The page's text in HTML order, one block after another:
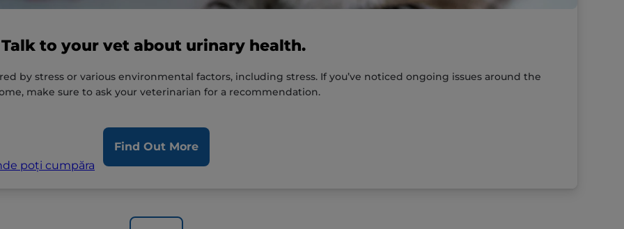
poți cumpăra
Talk to your vet about urinary health.
by stress or various environmental factors, including stress. If you’ve noticed ongoing issues around the
make sure to ask your veterinarian for a recommendation.
Find Out More